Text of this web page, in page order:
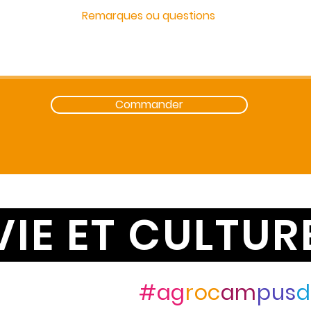
Commander
ET
#agrocampus